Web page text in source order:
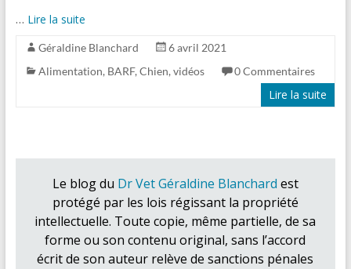
… Lire la suite
Géraldine Blanchard
6 avril 2021
Alimentation, BARF, Chien, vidéos 0 Commentaires
Lire la suite
Le blog du Dr Vet Géraldine Blanchard est
protégé par les lois régissant la propriété
intellectuelle. Toute copie, même partielle, de sa
forme ou son contenu original, sans l’accord
écrit de son auteur relève de sanctions pénales